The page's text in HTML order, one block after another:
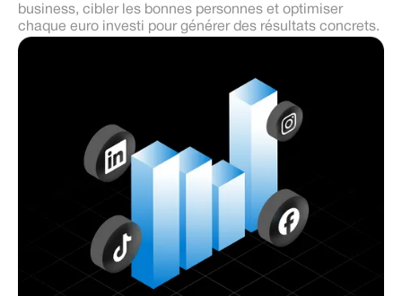
business, cibler les bonnes personnes et optimiser
chaque euro investi pour générer des résultats concrets.